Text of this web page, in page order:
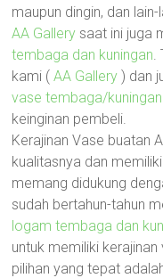
maupun dingin, dan lain-
AA Gallery saat ini juga
tembaga dan kuningan.
kami (AA Gallery ) dan
vase tembaga/kuningan
keinginan pembeli.
Kerajinan Vase buatan
kualitasnya dan
memang didukung
sudah bertahun-tahun
logam tembaga dan
untuk memiliki
pilihan yang tepat